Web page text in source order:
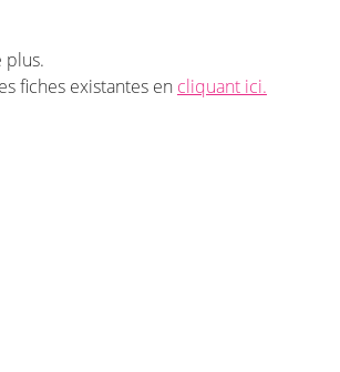
plus.
fiches existantes en cliquant ici.